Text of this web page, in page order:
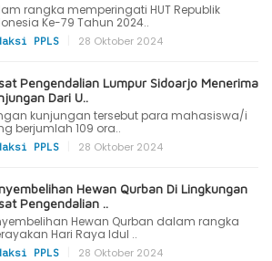
rangka memperingati HUT Republik
Ke-79 Tahun 2024..
PPLS 28 Oktober 2024
Pengendalian Lumpur Sidoarjo Menerima
Dari U..
kunjungan tersebut para mahasiswa/i
berjumlah 109 ora..
PPLS 28 Oktober 2024
Hewan Qurban Di Lingkungan
Pengendalian ..
Hewan Qurban dalam rangka
Hari Raya Idul ..
PPLS 28 Oktober 2024